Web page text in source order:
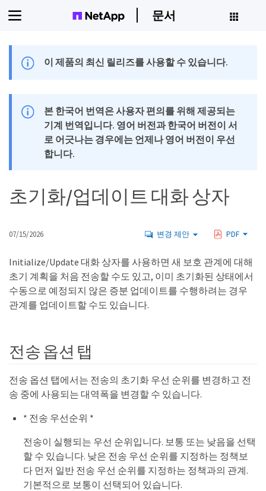
문서
이 제품의 최신 릴리즈를 사용할 수 있습니다.
본 한국어 번역은 사용자 편의를 위해 제공되는
기계 번역입니다. 영어 버전과 한국어 버전이 서
로 어긋나는 경우에는 언제나 영어 버전이 우선
합니다.
초기화/업데이트 대화 상자
07/15/2026 변경 제안 PDF
Initialize/Update 대화 상자를 사용하면 새 보호 관계에 대해
초기 계획을 처음 전송할 수도 있고, 이미 초기화된 상태에서
수동으로 예정되지 않은 증분 업데이트를 수행하려는 경우
관계를 업데이트할 수도 있습니다.
전송 옵션 탭
전송 옵션 탭에서는 전송의 초기화 우선 순위를 변경하고 전
송 중에 사용되는 대역폭을 변경할 수 있습니다.
* 전송 우선순위 *
전송이 실행되는 우선 순위입니다. 보통 또는 낮음을 선택
할 수 있습니다. 낮은 전송 우선 순위를 지정하는 정책보
다 먼저 일반 전송 우선 순위를 지정하는 정책과의 관계.
기본적으로 보통이 선택되어 있습니다.